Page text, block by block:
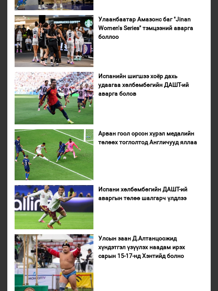
Улаанбаатар Амазонс баг "Jinan
Women's Series" тэмцээний аварга
боллоо
Испанийн шигшээ хоёр дахь
удаагаа хөлбөмбөгийн ДАШТ-ий
аварга болов
Арван гоол орсон хүрэл медалийн
төлөөх тоглолтод Англичууд яллаа
Испани хөлбөмбөгийн ДАШТ-ий
аваргын төлөө шалгарч үлдлээ
Улсын заан Д.Алтанцоожид
хүндэтгэл үзүүлэх наадам ирэх
сарын 15-17-нд Хэнтийд болно